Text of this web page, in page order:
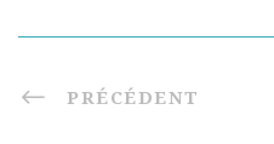
PRÉCÉDENT